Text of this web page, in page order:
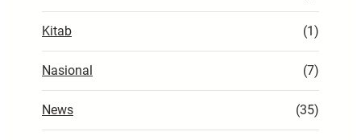
Kitab (1)
Nasional (7)
News (35)